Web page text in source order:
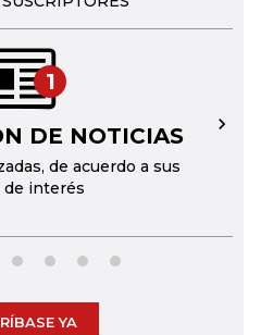
1
DE NOTICIAS
de acuerdo a sus
de interés
→
YA